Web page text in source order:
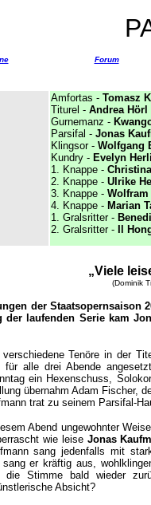
Forum
Amfortas - Tomasz
Titurel - Andrea Hörl
Gurnemanz -
Parsifal - Jonas
Klingsor - Wolfgang
Kundry - Evelyn
1. Knappe -
2. Knappe - Ulrike
3. Knappe -
4. Knappe - Marian
1. Gralsritter -
2. Gralsritter -
Il
„Viele
(Dominik
der Staatsopernsaison
der laufenden Serie kam
Tenöre in der
für alle drei Abende
ein Hexenschuss,
übernahm Adam Fischer,
trat zu seinem Parsifal-
Abend ungewohnter
wie leise Jonas
sang jedenfalls mit
sang er kräftig aus,
die Stimme bald wieder
Absicht?